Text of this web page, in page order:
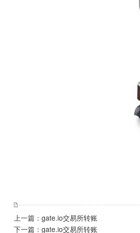
上一篇：gate.io交易所转账
下一篇：gate.io交易所转账